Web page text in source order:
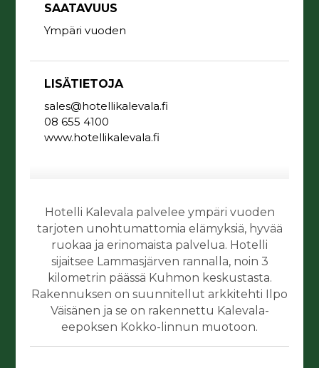
SAATAVUUS
Ympäri vuoden
LISÄTIETOJA
sales@hotellikalevala.fi
08 655 4100
www.hotellikalevala.fi
Hotelli Kalevala palvelee ympäri vuoden
tarjoten unohtumattomia elämyksiä, hyvää
ruokaa ja erinomaista palvelua. Hotelli
sijaitsee Lammasjärven rannalla, noin 3
kilometrin päässä Kuhmon keskustasta.
Rakennuksen on suunnitellut arkkitehti Ilpo
Väisänen ja se on rakennettu Kalevala-
eepoksen Kokko-linnun muotoon.